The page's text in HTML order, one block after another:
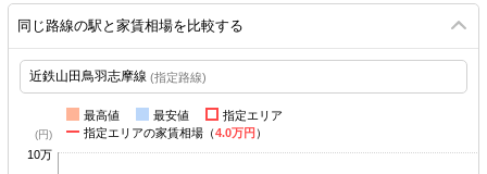
同じ路線の駅と家賃相場を比較する
(指定路線)
最高値 最安値
指定エリア
指定エリアの家賃相場（4.0万円 ）
10万